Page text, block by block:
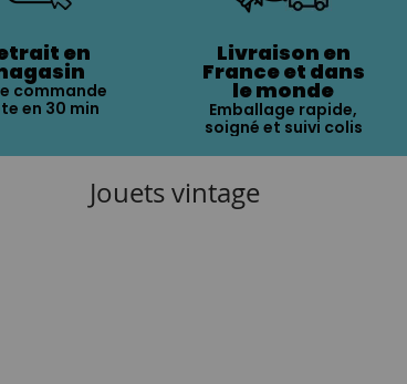
en
commande
en 30 min
Livraison en
France et dans
le monde
Emballage rapide,
soigné et suivi colis
Jouets vintage